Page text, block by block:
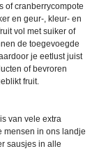
of cranberrycompote
en geur-, kleur- en
vol met suiker of
de toegevoegde
je eetlust juist
of bevroren
fruit.
van vele extra
mensen in ons landje
sausjes in alle